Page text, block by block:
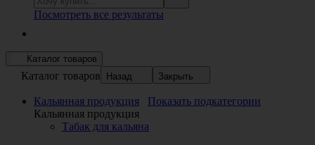
Посмотреть все результаты
Каталог товаров
Каталог товаров Назад Закрыть
Кальянная продукция
Показать подкатегории
Кальянная продукция
Табак для кальяна